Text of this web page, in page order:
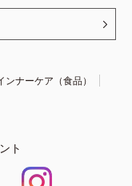
ンナーケア（食品）
ト